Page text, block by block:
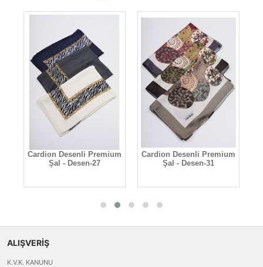
Cardion Desenli Premium
Şal - Desen-27
Cardion Desenli Premium
Şal - Desen-31
ALIŞVERİŞ
K.V.K. KANUNU